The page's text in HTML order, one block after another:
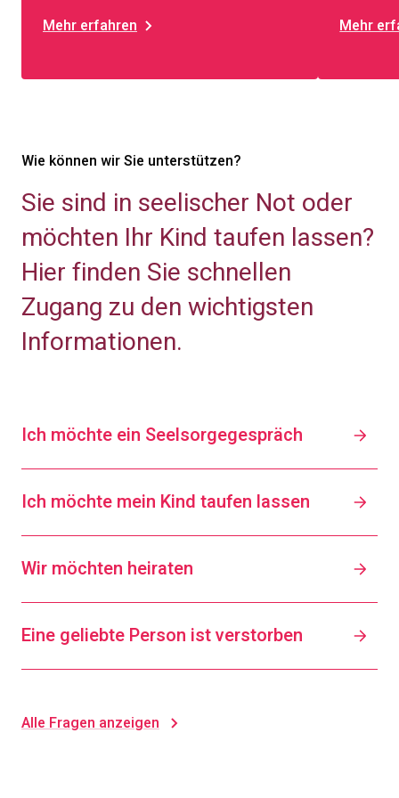
Mehr erfahren Mehr
Wie können wir Sie unterstützen?
Sie sind in seelischer Not oder
möchten Ihr Kind taufen lassen?
Hier finden Sie schnellen
Zugang zu den wichtigsten
Informationen.
Ich möchte ein Seelsorgegespräch
Ich möchte mein Kind taufen lassen
Wir möchten heiraten
Eine geliebte Person ist verstorben
Alle Fragen anzeigen